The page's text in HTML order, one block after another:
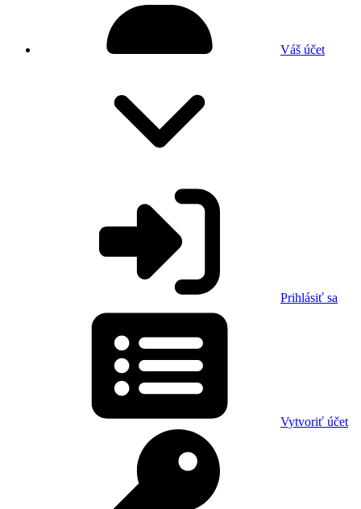
Váš účet
Prihlásiť sa
Vytvoriť účet